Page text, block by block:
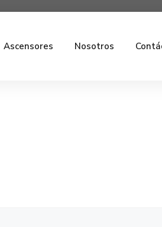
Ascensores Nosotros